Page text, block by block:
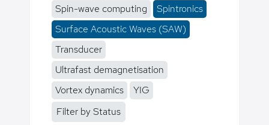
Spin-wave computing
Spintronics
Surface Acoustic Waves (SAW)
Transducer
Ultrafast demagnetisation
Vortex dynamics
YIG
Filter by Status